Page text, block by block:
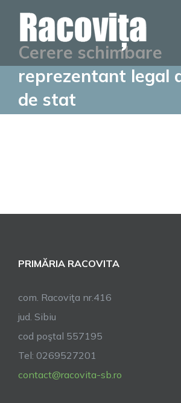
contentCerere schimbare
reprezentant legal
de stat
PRIMĂRIA RACOVITA
com. Racoviţa nr.416
jud. Sibiu
cod poştal 557195
Tel: 0269527201
contact@racovita-sb.ro